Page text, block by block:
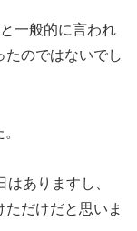
一般的に言われ
たのではないでし
ありますし、
だけだと思いま